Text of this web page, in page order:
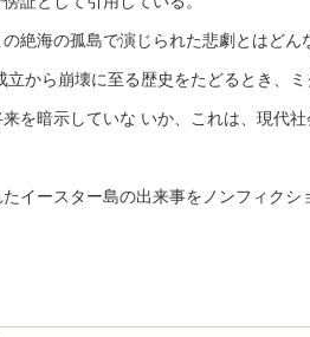
絶海の孤島で演じられた悲劇とはどん
から崩壊に至る歴史をたどるとき、
を暗示していな いか、これは、現代
イースター島の出来事をノンフィクシ